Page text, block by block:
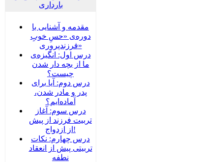
بارداری
مقدمه و آشنایی با
دوره‌ی «حسِ خوبِ
فرزندپروری»
درس اول: انگیزه‌ی
ما از بچه دار شدن
چیست؟
درس دوم: آیا برای
پدر و مادر شدن،
آماده‌ایم؟
درس سوم: آغاز
تربیت فرزند از پیش
از ازدواج!
درس چهارم: نکات
تربیتی پیش از انعقاد
نطفه